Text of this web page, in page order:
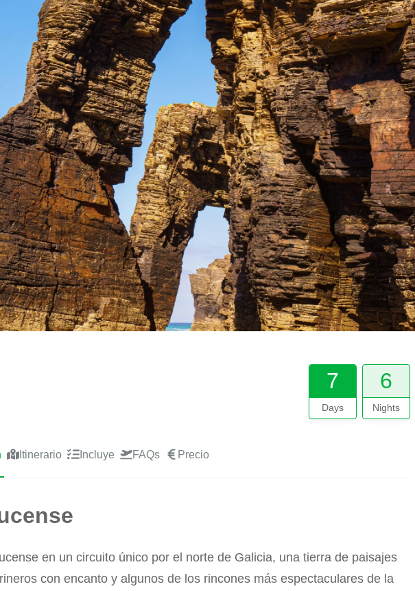
7
Days
6
Nights
Itinerario Incluye FAQs Precio
en un circuito único por el norte de Galicia, una tierra de paisajes
con encanto y algunos de los rincones más espectaculares de la